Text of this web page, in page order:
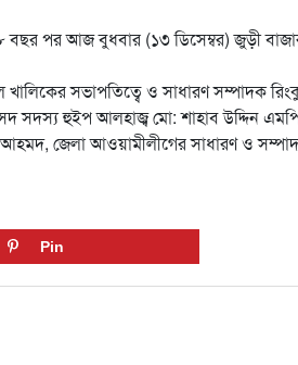
বছর পর আজ বুধবার (১৩ ডিসেম্বর) জুড়ী
সভাপতিত্বে ও সাধারণ সম্পাদক
সদস্য হুইপ আলহাজ্ব মো: শাহাব উদ্দিন
জেলা আওয়ামীলীগের সাধারণ ও
Pin